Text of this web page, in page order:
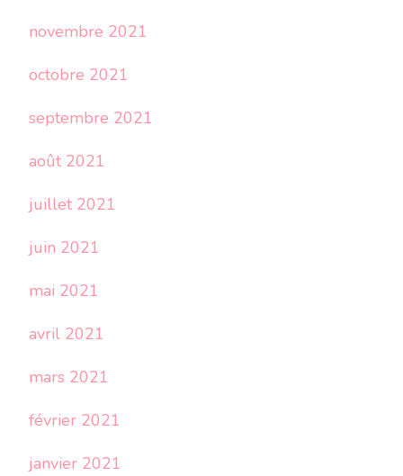
novembre 2021
octobre 2021
septembre 2021
août 2021
juillet 2021
juin 2021
mai 2021
avril 2021
mars 2021
février 2021
janvier 2021